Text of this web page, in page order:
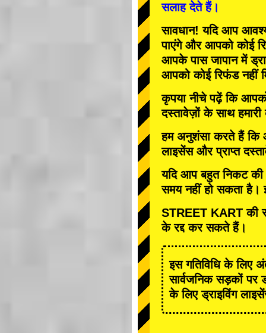
सलाह देते हैं।
सावधान! यदि आप
पाएंगे और आपको कोई
आपके पास जापान में
आपको कोई रिफंड नहीं
कृपया नीचे पढ़ें कि
दस्तावेज़ों के साथ
हम अनुशंसा करते हैं कि
लाइसेंस और प्राप्त
यदि आप बहुत निकट की
समय नहीं हो सकता है।
STREET KART की
के रद्द कर सकते हैं।
इस गतिविधि के लिए
सार्वजनिक सड़कों पर
के लिए ड्राइविंग